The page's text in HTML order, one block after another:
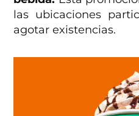
las ubicaciones
agotar existencias.